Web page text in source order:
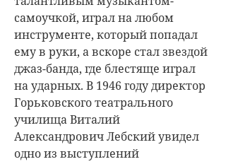
самоучкой, играл на любом
инструменте, который попадал
ему в руки, а вскоре стал звездой
джаз-банда, где блестяще играл
на ударных. В 1946 году директор
Горьковского театрального
училища Виталий
Александрович Лебский увидел
одно из выступлений